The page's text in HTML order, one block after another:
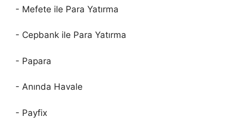
- Mefete ile Para Yatırma
- Cepbank ile Para Yatırma
- Papara
- Anında Havale
- Payfix